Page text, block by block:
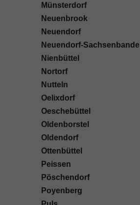
Münsterdorf
Neuenbrook
Neuendorf
Neuendorf-Sachsenbande
Nienbüttel
Nortorf
Nutteln
Oelixdorf
Oeschebüttel
Oldenborstel
Oldendorf
Ottenbüttel
Peissen
Pöschendorf
Poyenberg